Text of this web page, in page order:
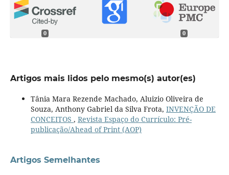
0 0
Artigos mais lidos pelo mesmo(s) autor(es)
Tânia Mara Rezende Machado, Aluizio Oliveira de
Souza, Anthony Gabriel da Silva Frota, INVENÇÃO DE
CONCEITOS , Revista Espaço do Currículo: Pré-
publicação/Ahead of Print (AOP)
Artigos Semelhantes